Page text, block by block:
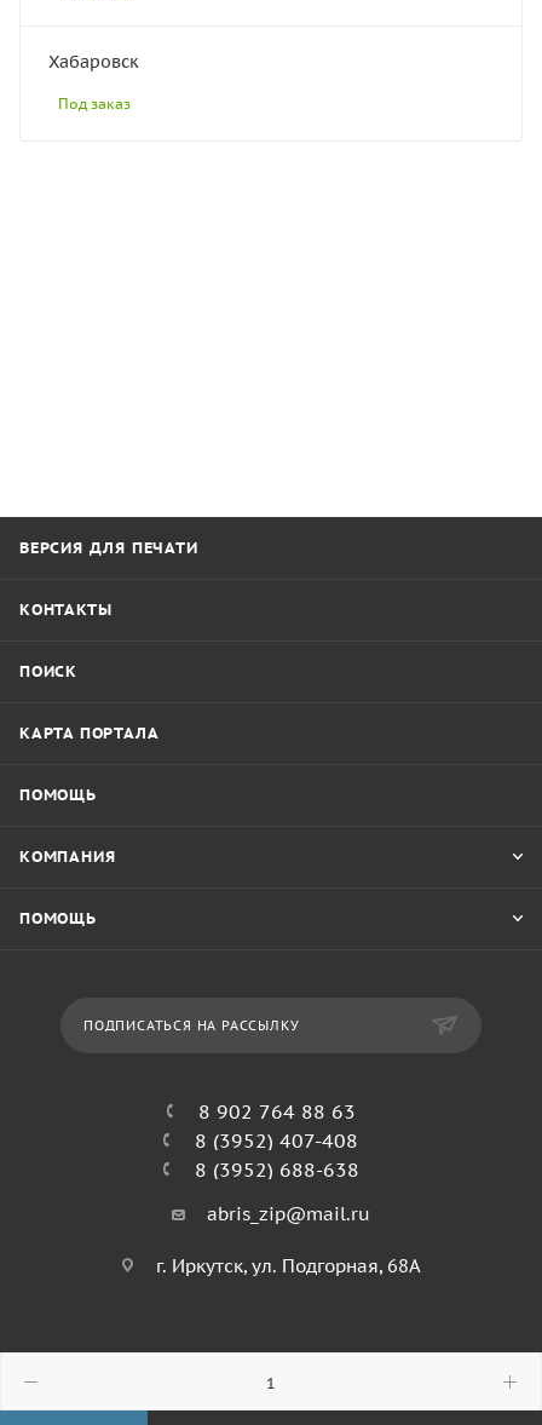
Хабаровск
Под заказ
ВЕРСИЯ ДЛЯ ПЕЧАТИ
КОНТАКТЫ
ПОИСК
КАРТА ПОРТАЛА
ПОМОЩЬ
КОМПАНИЯ
ПОМОЩЬ
ПОДПИСАТЬСЯ НА РАССЫЛКУ
8 902 764 88 63
8 (3952) 407-408
8 (3952) 688-638
abris_zip@mail.ru
г. Иркутск, ул. Подгорная, 68А
© 2026 Абрис